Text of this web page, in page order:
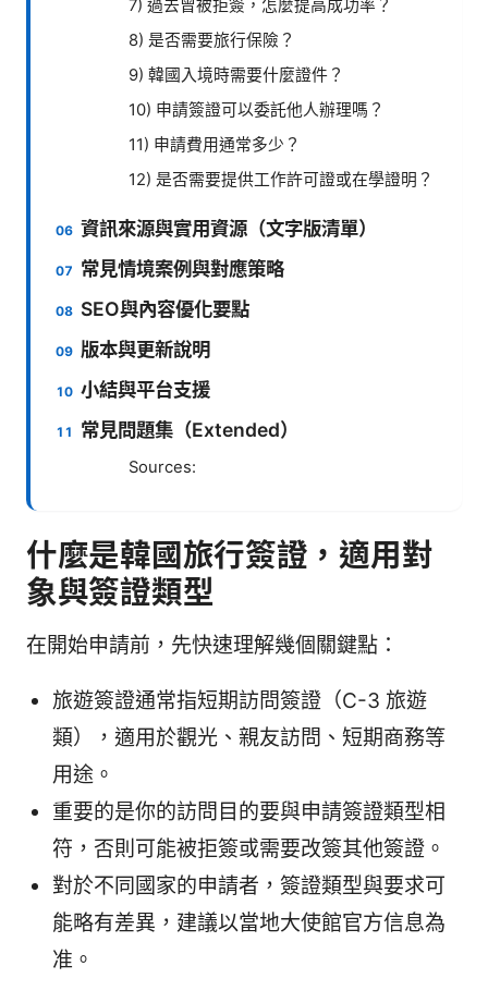
7) 過去曾被拒簽，怎麼提高成功率？
8) 是否需要旅行保險？
9) 韓國入境時需要什麼證件？
10) 申請簽證可以委託他人辦理嗎？
11) 申請費用通常多少？
12) 是否需要提供工作許可證或在學證明？
資訊來源與實用資源（文字版清單）
常見情境案例與對應策略
SEO與內容優化要點
版本與更新說明
小結與平台支援
常見問題集（Extended）
Sources:
什麼是韓國旅行簽證，適用對
象與簽證類型
在開始申請前，先快速理解幾個關鍵點：
旅遊簽證通常指短期訪問簽證（C-3 旅遊
類），適用於觀光、親友訪問、短期商務等
用途。
重要的是你的訪問目的要與申請簽證類型相
符，否則可能被拒簽或需要改簽其他簽證。
對於不同國家的申請者，簽證類型與要求可
能略有差異，建議以當地大使館官方信息為
准。